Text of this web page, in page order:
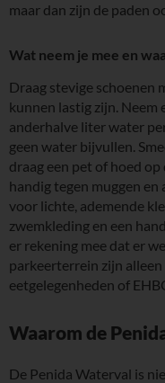
maar dan zijn de paden
Wat neem je mee en
Draag stevige schoenen
kunnen lastig zijn. Neem
anderhalve liter water
geen water bijvullen.
draag een pet of hoed
handig tegen muggen en
voor lichte, ademende
zwemkleding en een
er rekening mee dat er
parkeerterrein zijn
eetgelegenheden of
Waarom de
De Penida Waterval is